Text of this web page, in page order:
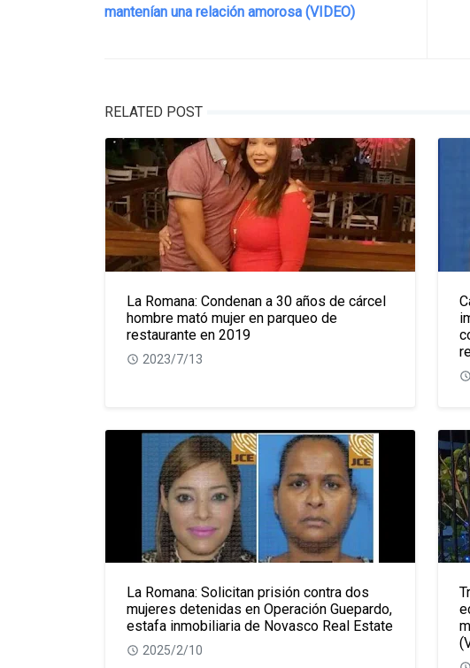
mantenían una relación amorosa (VIDEO)
RELATED POST
La Romana: Condenan a 30 años de cárcel
hombre mató mujer en parqueo de
restaurante en 2019
2023/7/13
La Romana: Solicitan prisión contra dos
mujeres detenidas en Operación Guepardo,
estafa inmobiliaria de Novasco Real Estate
2025/2/10